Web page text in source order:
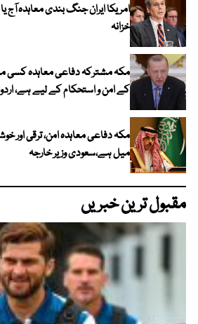
امریکا ایران جنگ بندی معاہدہ آج
خزانہ
مکہ مشترکہ دفاعی معاہدہ
کے امن و استحکام کے لیے ہے،
مکہ دفاعی معاہدہ امن، ترقی اور
میل ہے،سعودی وزیر خارجہ
مقبول ترین خبریں